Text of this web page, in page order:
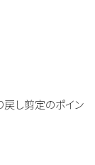
戻し剪定のポイン